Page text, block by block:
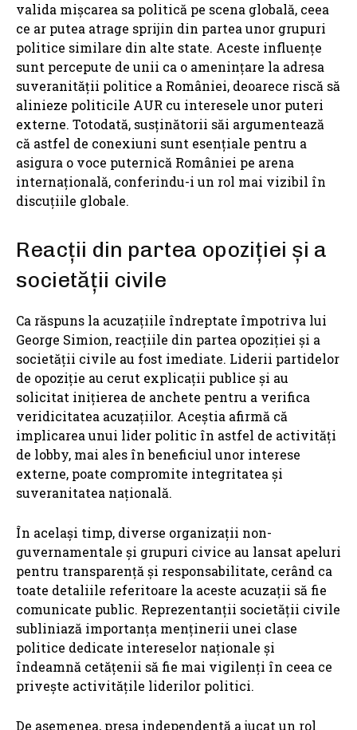
valida mișcarea sa politică pe scena globală, ceea
ce ar putea atrage sprijin din partea unor grupuri
politice similare din alte state. Aceste influențe
sunt percepute de unii ca o amenințare la adresa
suveranității politice a României, deoarece riscă să
alinieze politicile AUR cu interesele unor puteri
externe. Totodată, susținătorii săi argumentează
că astfel de conexiuni sunt esențiale pentru a
asigura o voce puternică României pe arena
internațională, conferindu-i un rol mai vizibil în
discuțiile globale.
Reacții din partea opoziției și a
societății civile
Ca răspuns la acuzațiile îndreptate împotriva lui
George Simion, reacțiile din partea opoziției și a
societății civile au fost imediate. Liderii partidelor
de opoziție au cerut explicații publice și au
solicitat inițierea de anchete pentru a verifica
veridicitatea acuzațiilor. Aceștia afirmă că
implicarea unui lider politic în astfel de activități
de lobby, mai ales în beneficiul unor interese
externe, poate compromite integritatea și
suveranitatea națională.
În același timp, diverse organizații non-
guvernamentale și grupuri civice au lansat apeluri
pentru transparență și responsabilitate, cerând ca
toate detaliile referitoare la aceste acuzații să fie
comunicate public. Reprezentanții societății civile
subliniază importanța menținerii unei clase
politice dedicate intereselor naționale și
îndeamnă cetățenii să fie mai vigilenți în ceea ce
privește activitățile liderilor politici.
De asemenea, presa independentă a jucat un rol